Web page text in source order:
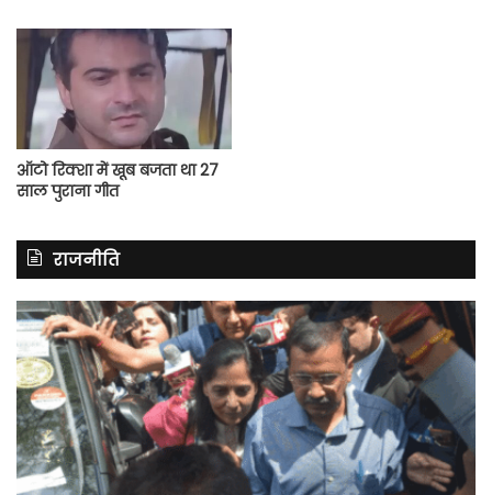
ऑटो रिक्शा में खूब बजता था 27
साल पुराना गीत
राजनीति